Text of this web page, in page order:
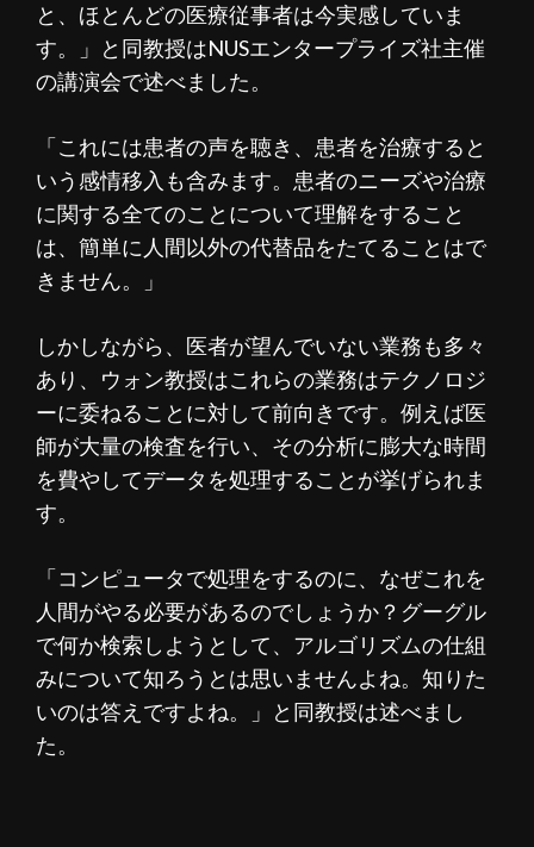
と、ほとんどの医療従事者は今実感していま
す。」と同教授はNUSエンタープライズ社主催
の講演会で述べました。
「これには患者の声を聴き、患者を治療すると
いう感情移入も含みます。患者のニーズや治療
に関する全てのことについて理解をすること
は、簡単に人間以外の代替品をたてることはで
きません。」
しかしながら、医者が望んでいない業務も多々
あり、ウォン教授はこれらの業務はテクノロジ
ーに委ねることに対して前向きです。例えば医
師が大量の検査を行い、その分析に膨大な時間
を費やしてデータを処理することが挙げられま
す。
「コンピュータで処理をするのに、なぜこれを
人間がやる必要があるのでしょうか？グーグル
で何か検索しようとして、アルゴリズムの仕組
みについて知ろうとは思いませんよね。知りた
いのは答えですよね。」と同教授は述べまし
た。